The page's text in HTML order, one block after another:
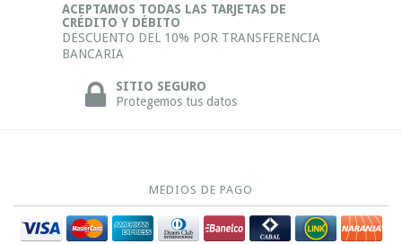
ACEPTAMOS TODAS LAS TARJETAS DE
CRÉDITO Y DÉBITO
DESCUENTO DEL 10% POR TRANSFERENCIA
BANCARIA
SITIO SEGURO
Protegemos tus datos
MEDIOS DE PAGO